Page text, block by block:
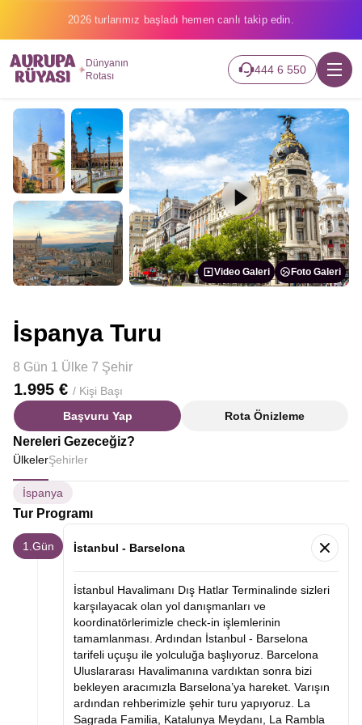
2026 turlarımız başladı hemen canlı takip edin.
Dünyanın
Rotası
444 6 550
Video Galeri Foto Galeri
İspanya Turu
8 Gün 1 Ülke 7 Şehir
1.995 € / Kişi Başı
Başvuru Yap
Rota Önizleme
Nereleri Gezeceğiz?
ÜlkelerŞehirler
İspanya
Tur Programı
1.Gün İstanbul - Barselona
İstanbul Havalimanı Dış Hatlar Terminalinde sizleri
karşılayacak olan yol danışmanları ve
koordinatörlerimizle check-in işlemlerinin
tamamlanması. Ardından İstanbul - Barselona
tarifeli uçuşu ile yolculuğa başlıyoruz. Barcelona
Uluslararası Havalimanına vardıktan sonra bizi
bekleyen aracımızla Barselona’ya hareket. Varışın
ardından rehberimizle şehir turu yapıyoruz. La
Sagrada Familia, Katalunya Meydanı, La Rambla